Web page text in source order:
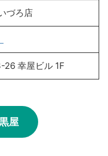
づろ店
26 幸屋ビル 1F
屋